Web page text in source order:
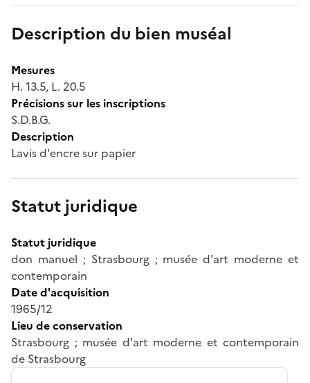
Description du bien muséal
Mesures
H. 13.5, L. 20.5
Précisions sur les inscriptions
S.D.B.G.
Description
Lavis d'encre sur papier
Statut juridique
Statut juridique
don manuel ; Strasbourg ; musée d'art moderne et
contemporain
Date d'acquisition
1965/12
Lieu de conservation
Strasbourg ; musée d'art moderne et contemporain
de Strasbourg